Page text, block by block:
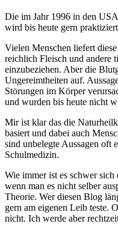
Die im Jahr 1996 in den
wird bis heute gern
Vielen Menschen liefert
reichlich Fleisch und andere
einzubeziehen. Aber die
Ungereimtheiten auf.
Störungen im Körper
und wurden bis heute nicht
Mir ist klar das die
basiert und dabei auch
sind unbelegte Aussagen oft
Schulmedizin.
Wie immer ist es schwer
wenn man es nicht selber
Theorie. Wer diesen Blog
gern am eigenen Leib teste.
nicht. Ich werde aber